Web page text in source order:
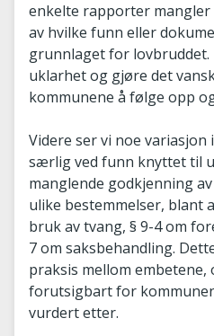
enkelte rapporter mangler
av hvilke funn eller
grunnlaget for lovbruddet.
uklarhet og gjøre det
kommunene å følge opp
Videre ser vi noe variasjon
særlig ved funn knyttet til
manglende godkjenning
ulike bestemmelser, blant
bruk av tvang, § 9-4 om
7 om saksbehandling.
praksis mellom
forutsigbart for
vurdert etter.